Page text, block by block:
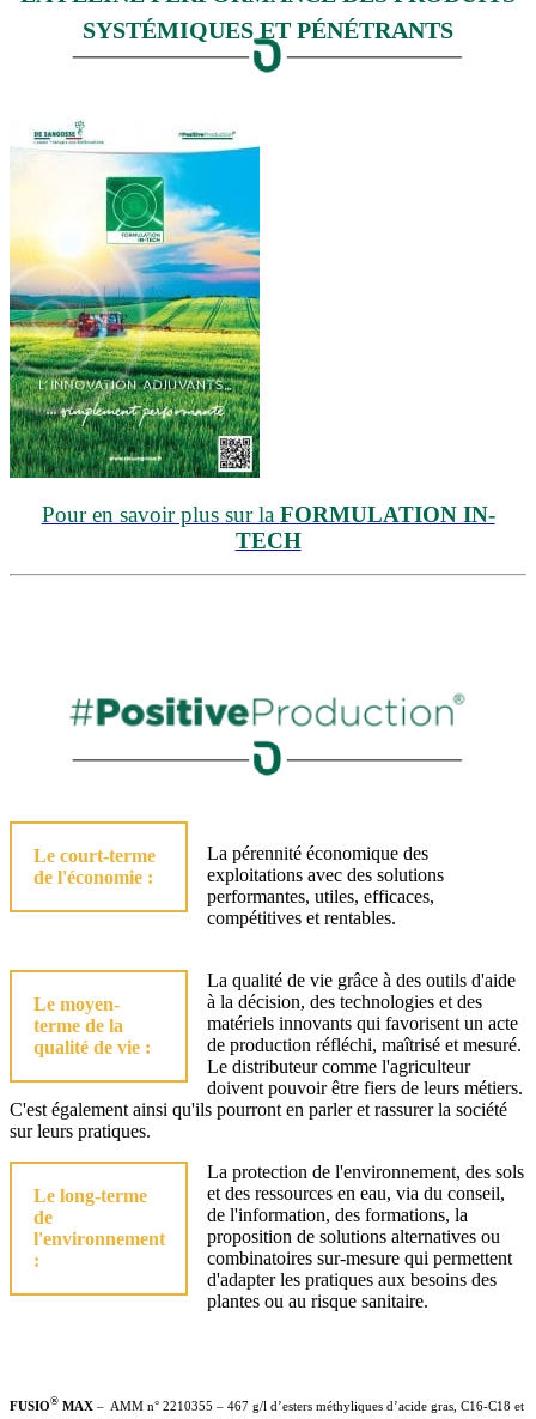
SYSTÉMIQUES ET PÉNÉTRANTS
Pour en savoir plus sur la FORMULATION IN-
TECH
Le court-terme
de l'économie :
La pérennité économique des
exploitations avec des solutions
performantes, utiles, efficaces,
compétitives et rentables.
Le moyen-
terme de la
qualité de vie :
La qualité de vie grâce à des outils d'aide
à la décision, des technologies et des
matériels innovants qui favorisent un acte
de production réfléchi, maîtrisé et mesuré.
Le distributeur comme l'agriculteur
doivent pouvoir être fiers de leurs métiers.
C'est également ainsi qu'ils pourront en parler et rassurer la société
sur leurs pratiques.
Le long-terme
de
l'environnement
:
La protection de l'environnement, des sols
et des ressources en eau, via du conseil,
de l'information, des formations, la
proposition de solutions alternatives ou
combinatoires sur-mesure qui permettent
d'adapter les pratiques aux besoins des
plantes ou au risque sanitaire.
FUSIO® MAX – AMM n° 2210355 – 467 g/l d’esters méthyliques d’acide gras, C16-C18 et